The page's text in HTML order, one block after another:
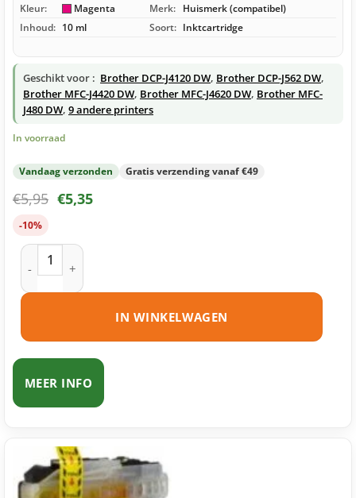
Kleur: Magenta Merk: Huismerk (compatibel)
Inhoud: 10 ml Soort: Inktcartridge
Geschikt voor : Brother DCP-J4120 DW, Brother DCP-J562 DW,
Brother MFC-J4420 DW, Brother MFC-J4620 DW, Brother MFC-
J480 DW, 9 andere printers
In voorraad
Vandaag verzonden Gratis verzending vanaf €49
€5,95 €5,35
-10%
Brother LC223 M inktcartridge magenta huismerk aantal
IN WINKELWAGEN
MEER INFO